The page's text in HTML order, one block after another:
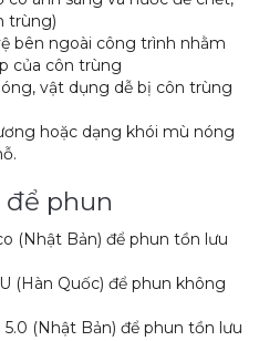
trùng)
bên ngoài công trình nhằm
của côn trùng
vật dụng dễ bị côn trùng
hoặc dạng khói mù nóng
phun
(Nhật Bản) để phun tồn lưu
(Hàn Quốc) để phun không
(Nhật Bản) để phun tồn lưu